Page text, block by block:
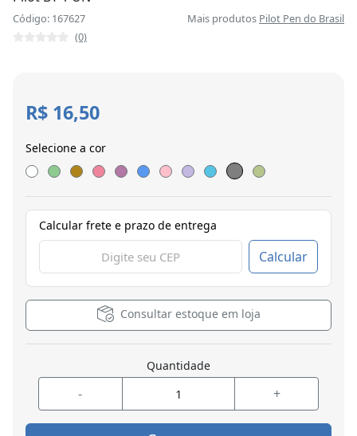
Código: 167627 Mais produtos Pilot Pen do Brasil
(0)
R$ 16,50
Selecione a cor
Calcular frete e prazo de entrega
Calcular
Consultar estoque em loja
Quantidade
- +